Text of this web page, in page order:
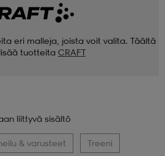
eri malleja, joista voit valita. Täältä
tuotteita CRAFT
liittyvä sisältö
& varusteet Treeni